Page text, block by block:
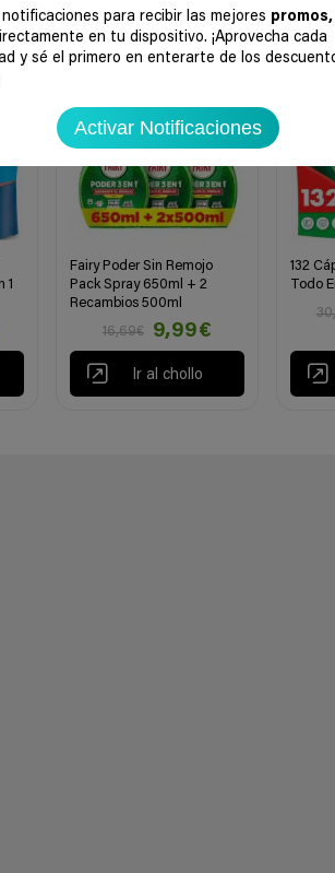
para recibir las mejores
en tu dispositivo. ¡Aprovecha cada
y sé el primero en enterarte de los
Activar Notificaciones
1
-40%
Fairy Poder Sin Remojo
Pack Spray 650ml + 2
Recambios 500ml
16,69€
9,99€
Ir al chollo
-35%
132
Todo